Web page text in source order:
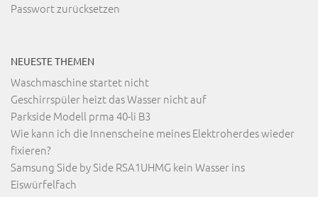
Passwort zurücksetzen
NEUESTE THEMEN
Waschmaschine startet nicht
Geschirrspüler heizt das Wasser nicht auf
Parkside Modell prma 40-li B3
Wie kann ich die Innenscheine meines Elektroherdes wieder
fixieren?
Samsung Side by Side RSA1UHMG kein Wasser ins
Eiswürfelfach